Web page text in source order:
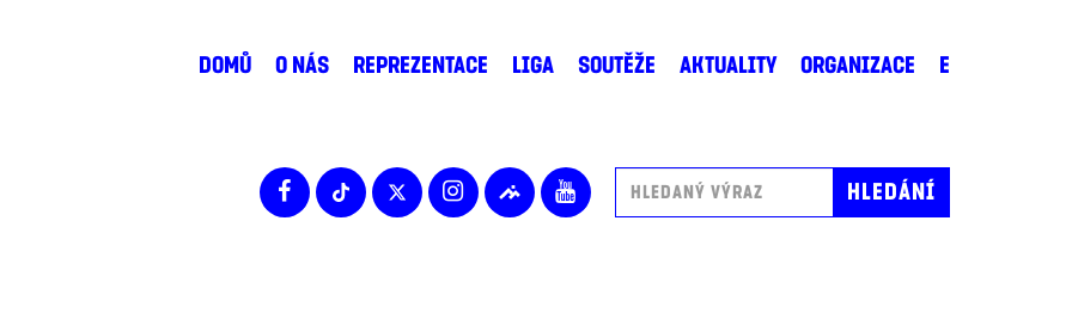
DOMŮ O NÁS REPREZENTACE LIGA SOUTĚŽE AKTUALITY ORGANIZACE E